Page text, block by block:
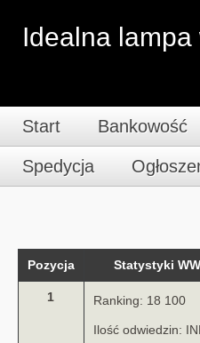
Idealna
Start Bankowość
Spedycja
Pozycja Statystyki
1 Ranking: 18 100
Ilość odwiedzin: